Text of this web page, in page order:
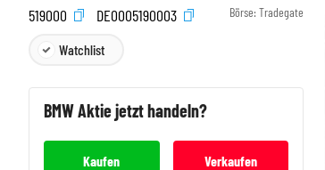
519000
DE0005190003 Börse: Tradegate
Watchlist
BMWAktie jetzt handeln?
Kaufen Verkaufen